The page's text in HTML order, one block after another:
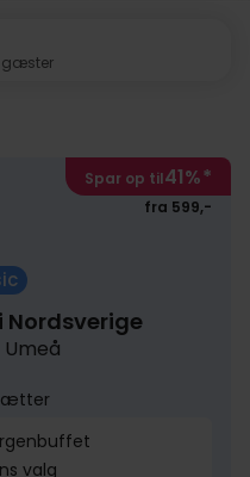
gæster
Spar op til41%*
fra 599,-
Nordsverige
valg